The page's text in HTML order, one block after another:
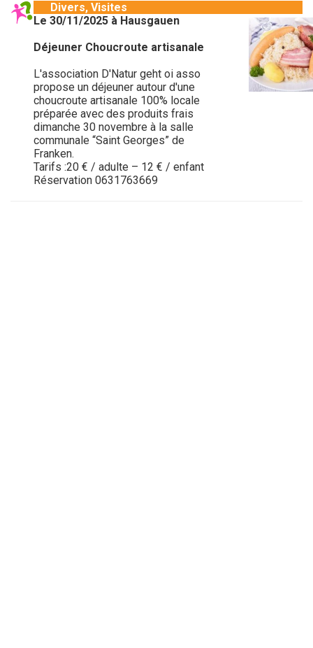
Divers, Visites
Le 30/11/2025 à Hausgauen
Déjeuner Choucroute artisanale
L'association D'Natur geht oi asso
propose un déjeuner autour d'une
choucroute artisanale 100% locale
préparée avec des produits frais
dimanche 30 novembre à la salle
communale “Saint Georges” de
Franken.
Tarifs :20 € / adulte – 12 € / enfant
Réservation 0631763669